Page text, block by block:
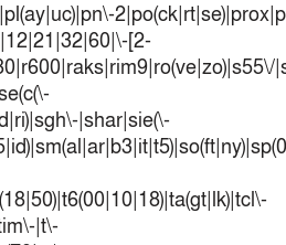
[2-
|shar|sie(\-
|t\-